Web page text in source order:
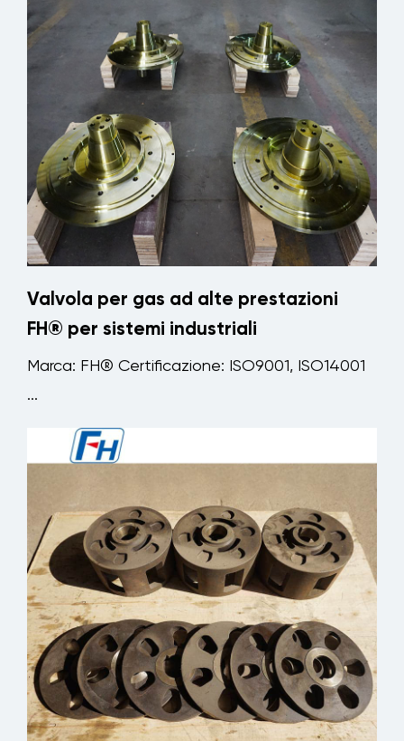
Valvola per gas ad alte prestazioni
FH® per sistemi industriali
Marca: FH® Certificazione: ISO9001, ISO14001
...